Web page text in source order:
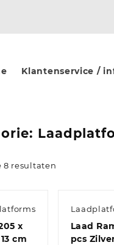
Klantenservice /
8 resultaten
x
cm
Laad
pcs Zilver